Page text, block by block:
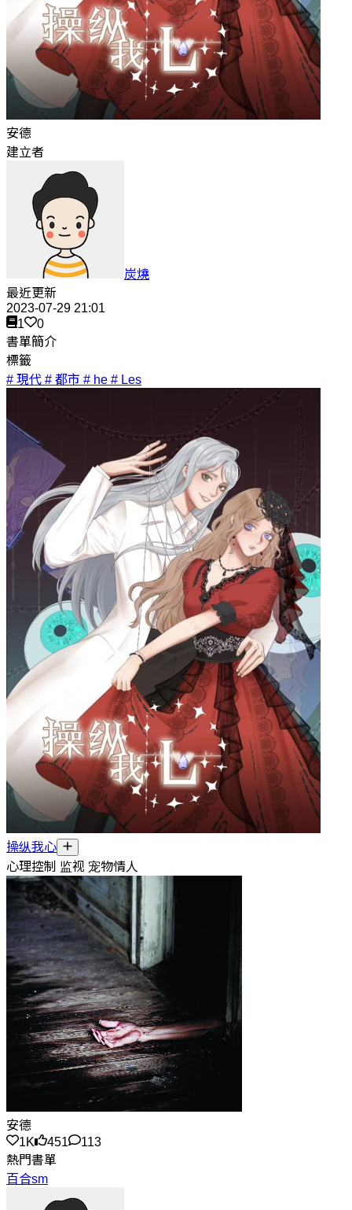
安德
建立者
炭燒
最近更新
2023-07-29 21:01
1
0
書單簡介
標籤
# 現代 # 都市 # he # Les
操纵我心
心理控制 监视 宠物情人
安德
1K
451
113
熱門書單
百合sm